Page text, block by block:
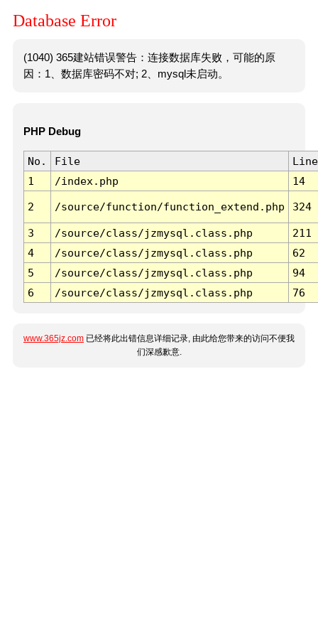
Database Error
(1040) 365建站错误警告：连接数据库失败，可能的原
因：1、数据库密码不对; 2、mysql未启动。
PHP Debug
No. File
Line
1
/index.php 14
2 /source/function/function_extend.php 324
3 /source/class/jzmysql.class.php
211
4
/source/class/jzmysql.class.php
62
5
/source/class/jzmysql.class.php
94
6
/source/class/jzmysql.class.php 76
www.365jz.com 已经将此出错信息详细记录, 由此给您带来的访问不便我
们深感歉意.